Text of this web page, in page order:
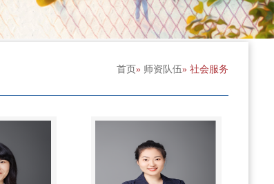
首页 » 师资队伍» 社会服务